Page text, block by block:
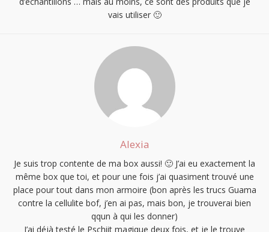
vais utiliser 🙂
Alexia
Je suis trop contente de ma box aussi! 🙂 J’ai eu exactement la
même box que toi, et pour une fois j’ai quasiment trouvé une
place pour tout dans mon armoire (bon après les trucs Guama
contre la cellulite bof, j’en ai pas, mais bon, je trouverai bien
qqun à qui les donner)
J’ai déjà testé le Pschiit magique deux fois, et je le trouve